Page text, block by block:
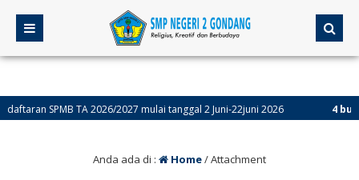
SPMB TA 2026/2027 mulai tanggal 2 Juni-22juni 2026 4 bulan
Anda ada di : Home/ Attachment